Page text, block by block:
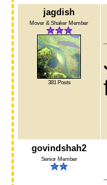
jagdish
Mover & Shaker Member
381 Posts
govindshah2
Senior Member